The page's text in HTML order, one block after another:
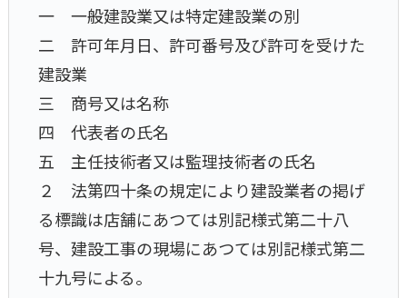
一 一般建設業又は特定建設業の別
二 許可年月日、許可番号及び許可を受けた
建設業
三 商号又は名称
四 代表者の氏名
五 主任技術者又は監理技術者の氏名
２ 法第四十条の規定により建設業者の掲げ
る標識は店舗にあつては別記様式第二十八
号、建設工事の現場にあつては別記様式第二
十九号による。